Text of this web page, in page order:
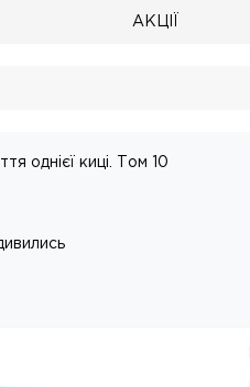
АКЦІЇ
однієї киці. Том 10